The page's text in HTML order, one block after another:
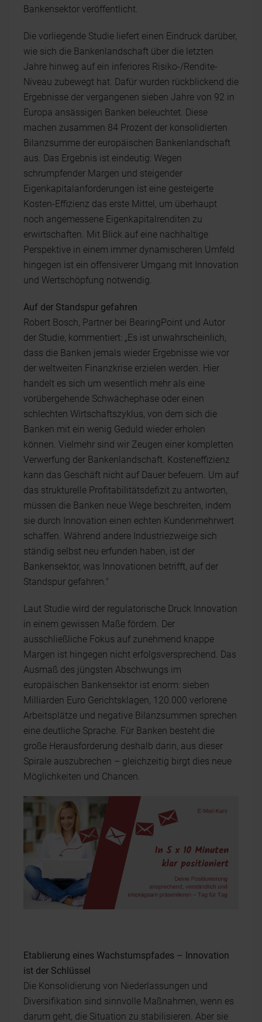
Bankensektor veröffentlicht.
Die vorliegende Studie liefert einen Eindruck darüber,
wie sich die Bankenlandschaft über die letzten
Jahre hinweg auf ein inferiores Risiko-/Rendite-
Niveau zubewegt hat. Dafür wurden rückblickend die
Ergebnisse der vergangenen sieben Jahre von 92 in
Europa ansässigen Banken beleuchtet. Diese
machen zusammen 84 Prozent der konsolidierten
Bilanzsumme der europäischen Bankenlandschaft
aus. Das Ergebnis ist eindeutig: Wegen
schrumpfender Margen und steigender
Eigenkapitalanforderungen ist eine gesteigerte
Kosten-Effizienz das erste Mittel, um überhaupt
noch angemessene Eigenkapitalrenditen zu
erwirtschaften. Mit Blick auf eine nachhaltige
Perspektive in einem immer dynamischeren Umfeld
hingegen ist ein offensiverer Umgang mit Innovation
und Wertschöpfung notwendig.
Auf der Standspur gefahren
Robert Bosch, Partner bei BearingPoint und Autor
der Studie, kommentiert: „Es ist unwahrscheinlich,
dass die Banken jemals wieder Ergebnisse wie vor
der weltweiten Finanzkrise erzielen werden. Hier
handelt es sich um wesentlich mehr als eine
vorübergehende Schwächephase oder einen
schlechten Wirtschaftszyklus, von dem sich die
Banken mit ein wenig Geduld wieder erholen
können. Vielmehr sind wir Zeugen einer kompletten
Verwerfung der Bankenlandschaft. Kosteneffizienz
kann das Geschäft nicht auf Dauer befeuern. Um auf
das strukturelle Profitabilitätsdefizit zu antworten,
müssen die Banken neue Wege beschreiten, indem
sie durch Innovation einen echten Kundenmehrwert
schaffen. Während andere Industriezweige sich
ständig selbst neu erfunden haben, ist der
Bankensektor, was Innovationen betrifft, auf der
Standspur gefahren."
Laut Studie wird der regulatorische Druck Innovation
in einem gewissen Maße fördern. Der
ausschließliche Fokus auf zunehmend knappe
Margen ist hingegen nicht erfolgsversprechend. Das
Ausmaß des jüngsten Abschwungs im
europäischen Bankensektor ist enorm: sieben
Milliarden Euro Gerichtsklagen, 120.000 verlorene
Arbeitsplätze und negative Bilanzsummen sprechen
eine deutliche Sprache. Für Banken besteht die
große Herausforderung deshalb darin, aus dieser
Spirale auszubrechen – gleichzeitig birgt dies neue
Möglichkeiten und Chancen.
Etablierung eines Wachstumspfades – Innovation
ist der Schlüssel
Die Konsolidierung von Niederlassungen und
Diversifikation sind sinnvolle Maßnahmen, wenn es
darum geht, die Situation zu stabilisieren. Aber sie